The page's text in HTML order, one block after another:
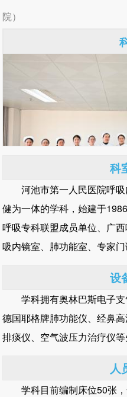
院）
科
河池市第一人民医院呼
健为一体的学科，始建于
呼吸专科联盟成员单位、广
吸内镜室、肺功能室、专家门
设
学科拥有奥林巴斯电子
德国耶格牌肺功能仪、经鼻
排痰仪、空气波压力治疗仪等
人
学科目前编制床位50张